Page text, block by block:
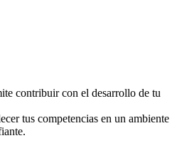
contribuir con el desarrollo de tu
tus competencias en un ambiente